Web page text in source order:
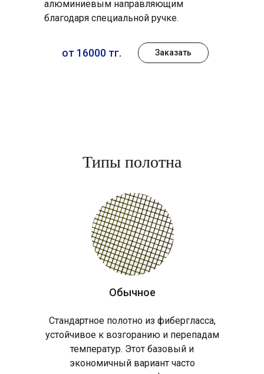
от 16000 тг. Заказать
алюминиевым направляющим
благодаря специальной ручке.
Типы полотна
Обычное
Стандартное полотно из фибергласса,
устойчивое к возгоранию и перепадам
температур. Этот базовый и
экономичный вариант часто